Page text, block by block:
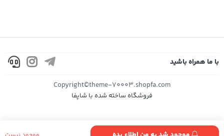
با ما همراه باشید
Copyright©theme-70003.shopfa.com
فروشگاه ساخته شده با شاپفا